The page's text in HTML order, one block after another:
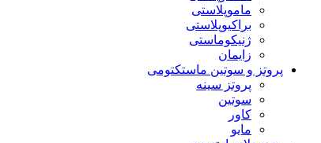
ماموپلاستی
براکیوپلاستی
ژنیکوماستی
زایمان
پروتز و سوتین ماستکتومی
پروتز سینه
سوتین
کاور
مایو